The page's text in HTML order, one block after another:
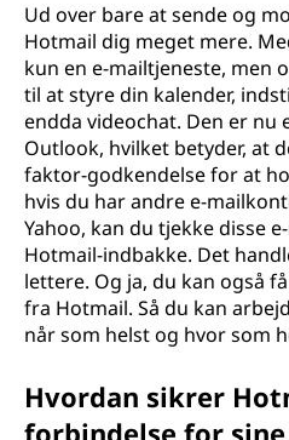
Ud over bare at sende og
Hotmail dig meget mere.
kun en e-mailtjeneste, men
til at styre din kalender,
endda videochat. Den er nu
Outlook, hvilket betyder, at
faktor-godkendelse for at
hvis du har andre e-
Yahoo, kan du tjekke disse
Hotmail-indbakke. Det
lettere. Og ja, du kan også
fra Hotmail. Så du kan
når som helst og hvor som
Hvordan sikrer
forbindelse for